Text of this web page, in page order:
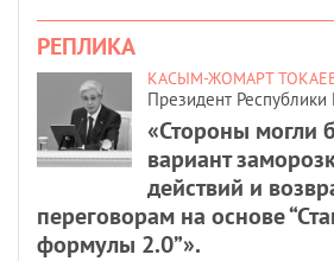
РЕПЛИКА
КАСЫМ-ЖОМАРТ
Президент Республики
«Стороны могли
вариант
действий и
переговорам на основе
формулы 2.0”».